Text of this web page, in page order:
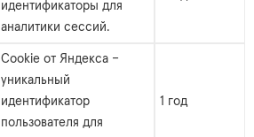
идентификаторы для
аналитики сессий.
Cookie от Яндекса –
уникальный
идентификатор
пользователя для
1 год